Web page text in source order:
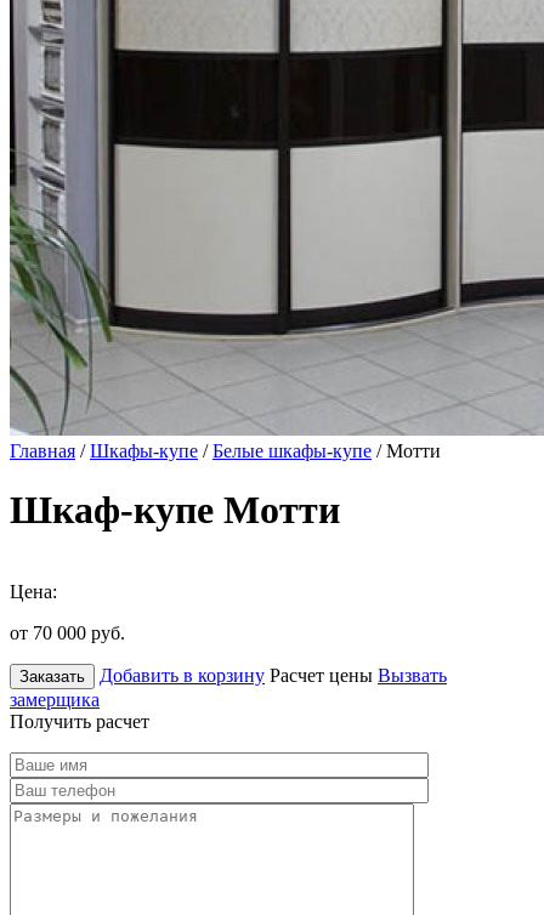
Главная /Шкафы-купе /Белые шкафы-купе / Мотти
Шкаф-купе Мотти
Цена:
от 70 000 руб.
Заказать Добавить в корзину Расчет цены Вызвать
замерщика
Получить расчет